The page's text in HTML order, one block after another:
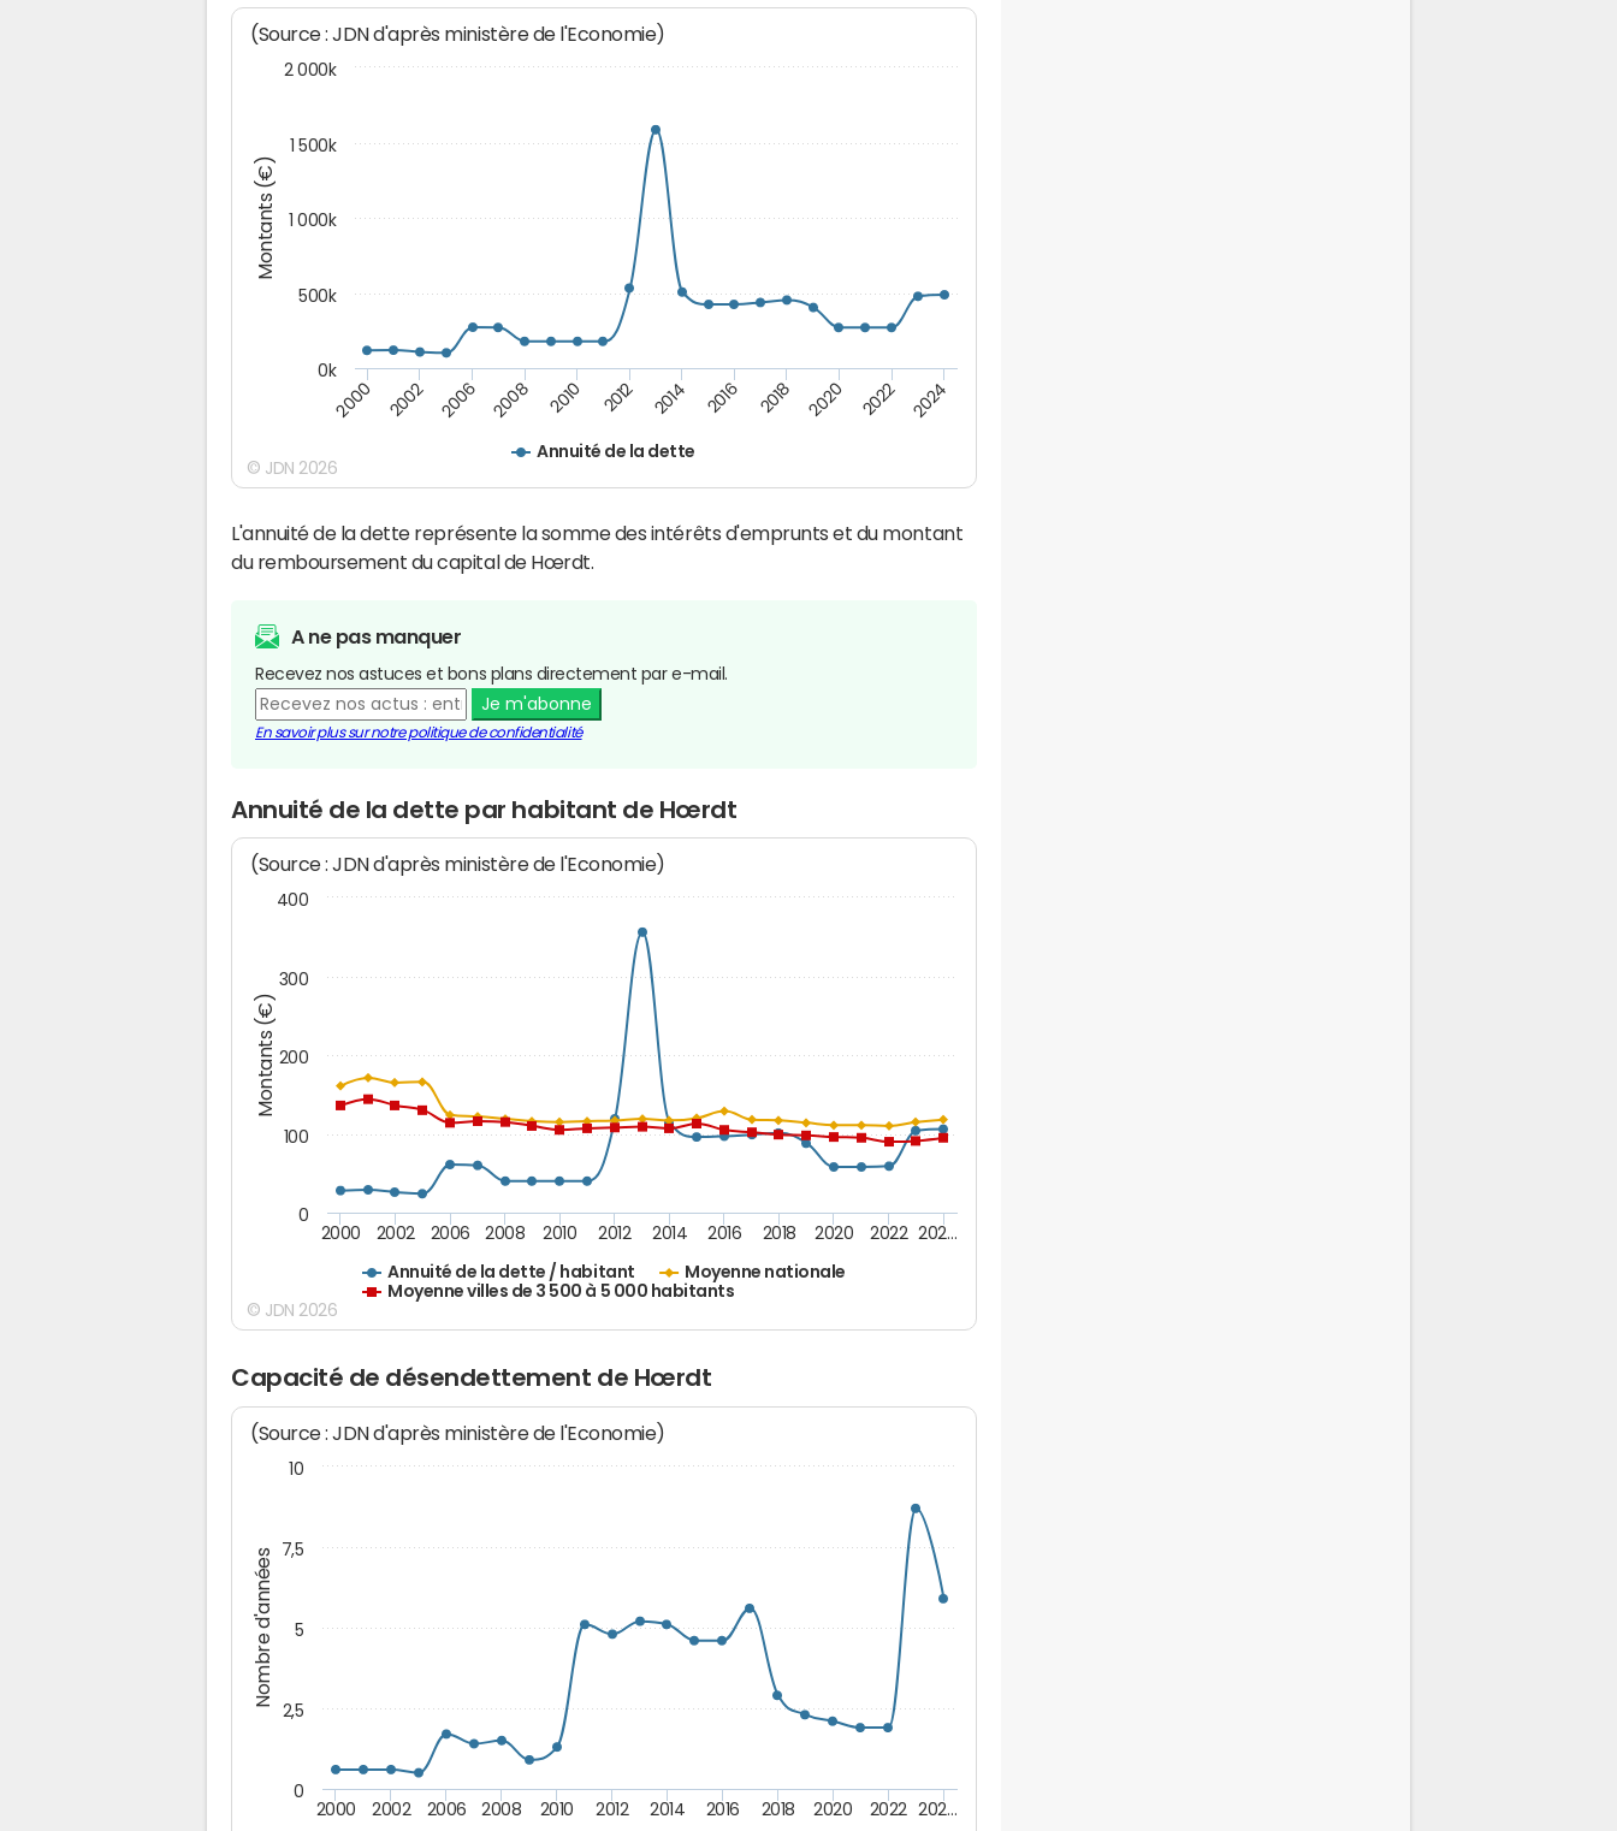
Montants (€)
(Source : JDN d'après ministère de l'Economie)
Annuité de la dette
2000 2002 2006 2008 2010 2012 2014 2016 2018 2020 2022 2024
0k
500k
1 000k
1 500k
2 000k
© JDN 2026
L'annuité de la dette représente la somme des intérêts d'emprunts et du montant
du remboursement du capital de Hœrdt.
A ne pas manquer
Recevez nos astuces et bons plans directement par e-mail.
Je m'abonne
En savoir plus sur notre politique de confidentialité
Annuité de la dette par habitant de Hœrdt
Montants (€)
(Source : JDN d'après ministère de l'Economie)
Annuité de la dette / habitant
Moyenne nationale
Moyenne villes de 3 500 à 5 000 habitants
2000 2002 2006 2008 2010 2012 2014 2016 2018 2020 2022 202…
0
100
200
300
400
© JDN 2026
Capacité de désendettement de Hœrdt
Nombre d'années
(Source : JDN d'après ministère de l'Economie)
2000 2002 2006 2008 2010 2012 2014 2016 2018 2020 2022 202…
0
2,5
5
7,5
10